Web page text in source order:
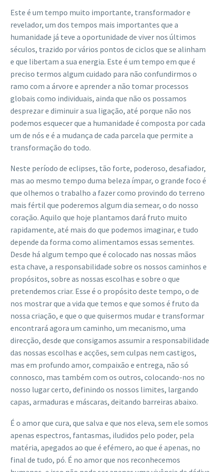
Este é um tempo muito importante, transformador e
revelador, um dos tempos mais importantes que a
humanidade já teve a oportunidade de viver nos últimos
séculos, trazido por vários pontos de ciclos que se alinham
e que libertam a sua energia. Este é um tempo em que é
preciso termos algum cuidado para não confundirmos o
ramo com a árvore e aprender a não tomar processos
globais como individuais, ainda que não os possamos
desprezar e diminuir a sua ligação, até porque não nos
podemos esquecer que a humanidade é composta por cada
um de nós e é a mudança de cada parcela que permite a
transformação do todo.
Neste período de eclipses, tão forte, poderoso, desafiador,
mas ao mesmo tempo duma beleza ímpar, o grande foco é
que olhemos o trabalho a fazer como provindo do terreno
mais fértil que poderemos algum dia semear, o do nosso
coração. Aquilo que hoje plantamos dará fruto muito
rapidamente, até mais do que podemos imaginar, e tudo
depende da forma como alimentamos essas sementes.
Desde há algum tempo que é colocado nas nossas mãos
esta chave, a responsabilidade sobre os nossos caminhos e
propósitos, sobre as nossas escolhas e sobre o que
pretendemos criar. Esse é o propósito deste tempo, o de
nos mostrar que a vida que temos e que somos é fruto da
nossa criação, e que o que quisermos mudar e transformar
encontrará agora um caminho, um mecanismo, uma
direcção, desde que consigamos assumir a responsabilidade
das nossas escolhas e acções, sem culpas nem castigos,
mas em profundo amor, compaixão e entrega, não só
connosco, mas também com os outros, colocando-nos no
nosso lugar certo, definindo os nossos limites, largando
capas, armaduras e máscaras, deitando barreiras abaixo.
É o amor que cura, que salva e que nos eleva, sem ele somos
apenas espectros, fantasmas, iludidos pelo poder, pela
matéria, apegados ao que é efémero, ao que é apenas, no
final de tudo, pó. É no amor que nos reconhecemos